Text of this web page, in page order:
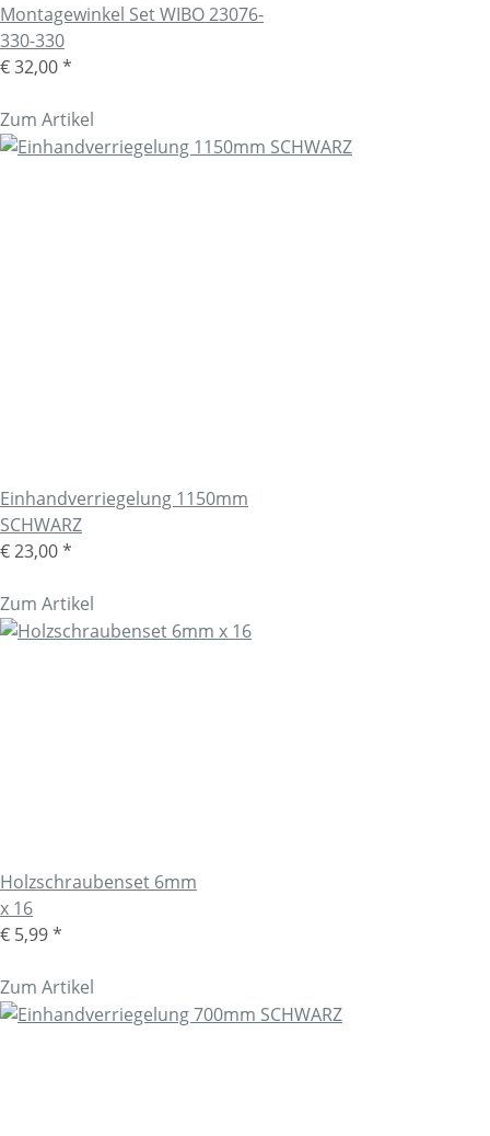
Montagewinkel Set WIBO 23076-
330-330
€ 32,00*
Zum Artikel
Einhandverriegelung 1150mm
SCHWARZ
€ 23,00*
Zum Artikel
Holzschraubenset 6mm
x 16
€ 5,99*
Zum Artikel